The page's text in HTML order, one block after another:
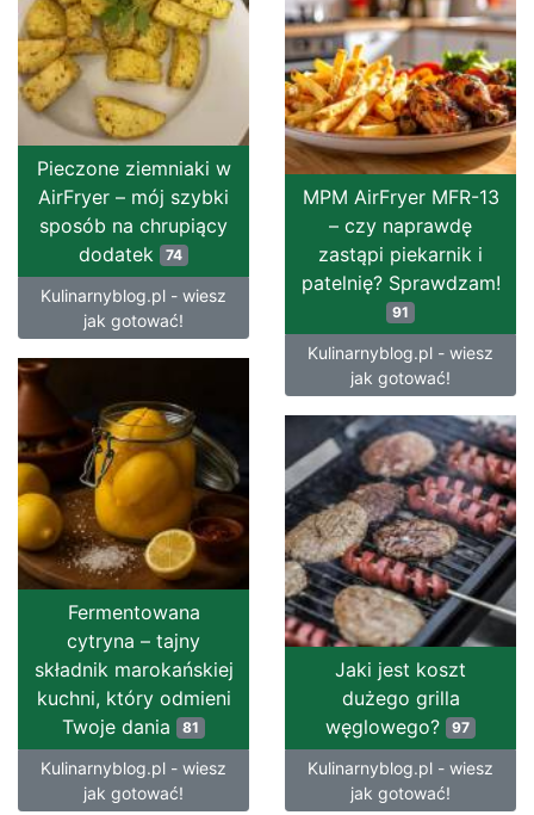
Pieczone ziemniaki w
AirFryer – mój szybki
sposób na chrupiący
dodatek 74
Kulinarnyblog.pl - wiesz
jak gotować!
MPM AirFryer MFR-13
– czy naprawdę
zastąpi piekarnik i
patelnię? Sprawdzam!
91
Kulinarnyblog.pl - wiesz
jak gotować!
Fermentowana
cytryna – tajny
składnik marokańskiej
kuchni, który odmieni
Twoje dania 81
Kulinarnyblog.pl - wiesz
jak gotować!
Jaki jest koszt
dużego grilla
węglowego? 97
Kulinarnyblog.pl - wiesz
jak gotować!